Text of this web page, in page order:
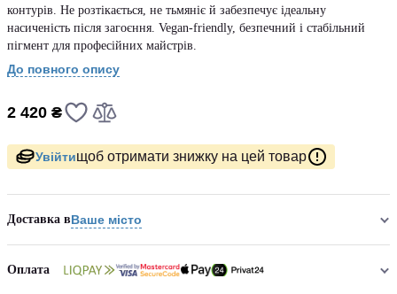
контурів. Не розтікається, не тьмяніє й забезпечує ідеальну
насиченість після загоєння. Vegan-friendly, безпечний і стабільний
пігмент для професійних майстрів.
До повного опису
2 420 ₴
Увійтищоб отримати знижку на цей товар
Доставка вВаше місто
Оплата